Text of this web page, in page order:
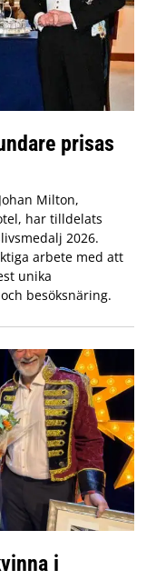
prisas
Milton,
har tilldelats
2026.
arbete med att
unika
besöksnäring.
i